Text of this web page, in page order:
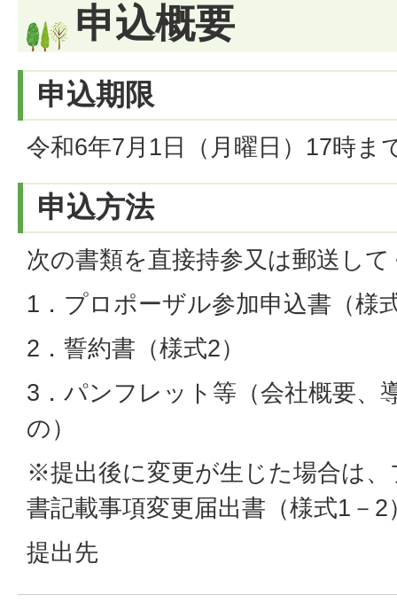
申込概要
申込期限
令和6年7月1日（月曜日）17時ま
申込方法
次の書類を直接持参又は郵送し
1．プロポーザル参加申込書（様
2．誓約書（様式2）
3．パンフレット等（会社概要、
の）
※提出後に変更が生じた場合は
書記載事項変更届出書（様式1－
提出先